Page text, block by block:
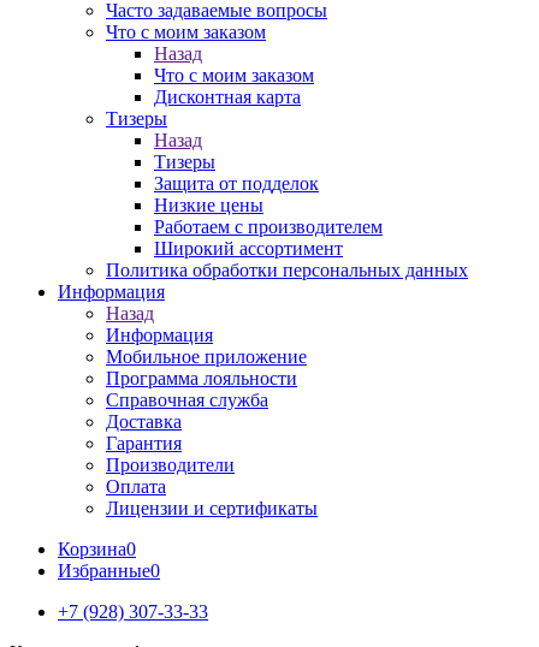
Часто задаваемые вопросы
Что с моим заказом
Назад
Что с моим заказом
Дисконтная карта
Тизеры
Назад
Тизеры
Защита от подделок
Низкие цены
Работаем с производителем
Широкий ассортимент
Политика обработки персональных данных
Информация
Назад
Информация
Мобильное приложение
Программа лояльности
Справочная служба
Доставка
Гарантия
Производители
Оплата
Лицензии и сертификаты
Корзина0
Избранные0
+7 (928) 307-33-33